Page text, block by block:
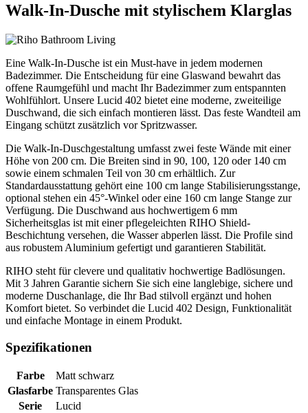
Walk-In-Dusche mit stylischem Klarglas
Eine Walk-In-Dusche ist ein Must-have in jedem modernen
Badezimmer. Die Entscheidung für eine Glaswand bewahrt das
offene Raumgefühl und macht Ihr Badezimmer zum entspannten
Wohlfühlort. Unsere Lucid 402 bietet eine moderne, zweiteilige
Duschwand, die sich einfach montieren lässt. Das feste Wandteil am
Eingang schützt zusätzlich vor Spritzwasser.
Die Walk-In-Duschgestaltung umfasst zwei feste Wände mit einer
Höhe von 200 cm. Die Breiten sind in 90, 100, 120 oder 140 cm
sowie einem schmalen Teil von 30 cm erhältlich. Zur
Standardausstattung gehört eine 100 cm lange Stabilisierungsstange,
optional stehen ein 45°-Winkel oder eine 160 cm lange Stange zur
Verfügung. Die Duschwand aus hochwertigem 6 mm
Sicherheitsglas ist mit einer pflegeleichten RIHO Shield-
Beschichtung versehen, die Wasser abperlen lässt. Die Profile sind
aus robustem Aluminium gefertigt und garantieren Stabilität.
RIHO steht für clevere und qualitativ hochwertige Badlösungen.
Mit 3 Jahren Garantie sichern Sie sich eine langlebige, sichere und
moderne Duschanlage, die Ihr Bad stilvoll ergänzt und hohen
Komfort bietet. So verbindet die Lucid 402 Design, Funktionalität
und einfache Montage in einem Produkt.
Spezifikationen
Farbe
Matt schwarz
Glasfarbe Transparentes Glas
Serie
Lucid